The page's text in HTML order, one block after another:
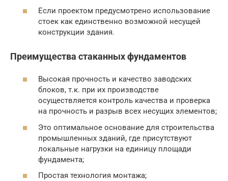
Если проектом предусмотрено использование
стоек как единственно возможной несущей
конструкции здания.
Преимущества стаканных фундаментов
Высокая прочность и качество заводских
блоков, т.к. при их производстве
осуществляется контроль качества и проверка
на прочность и разрыв всех несущих элементов;
Это оптимальное основание для строительства
промышленных зданий, где присутствуют
локальные нагрузки на единицу площади
фундамента;
Простая технология монтажа;